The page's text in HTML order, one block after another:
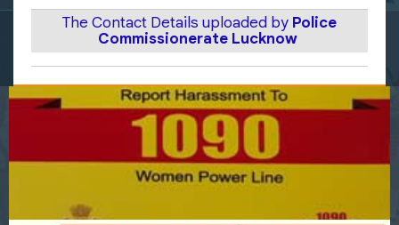
The Contact Details uploaded by Police
Commissionerate Lucknow